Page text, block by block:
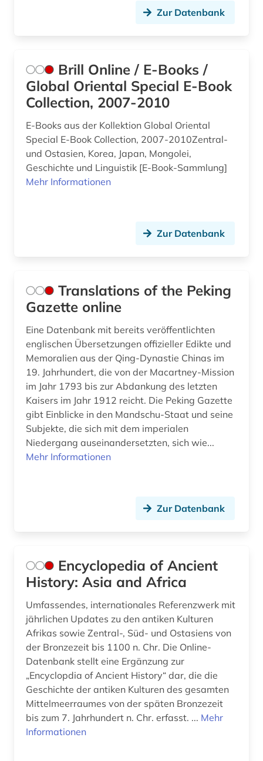
Zur Datenbank
Brill Online / E-Books /
Global Oriental Special E-Book
Collection, 2007-2010
E-Books aus der Kollektion Global Oriental
Special E-Book Collection, 2007-2010Zentral-
und Ostasien, Korea, Japan, Mongolei,
Geschichte und Linguistik [E-Book-Sammlung]
Mehr Informationen
Zur Datenbank
Translations of the Peking
Gazette online
Eine Datenbank mit bereits veröffentlichten
englischen Übersetzungen offizieller Edikte und
Memoralien aus der Qing-Dynastie Chinas im
19. Jahrhundert, die von der Macartney-Mission
im Jahr 1793 bis zur Abdankung des letzten
Kaisers im Jahr 1912 reicht. Die Peking Gazette
gibt Einblicke in den Mandschu-Staat und seine
Subjekte, die sich mit dem imperialen
Niedergang auseinandersetzten, sich wie...
Mehr Informationen
Zur Datenbank
Encyclopedia of Ancient
History: Asia and Africa
Umfassendes, internationales Referenzwerk mit
jährlichen Updates zu den antiken Kulturen
Afrikas sowie Zentral-, Süd- und Ostasiens von
der Bronzezeit bis 1100 n. Chr. Die Online-
Datenbank stellt eine Ergänzung zur
„Encyclopdia of Ancient History“ dar, die die
Geschichte der antiken Kulturen des gesamten
Mittelmeerraumes von der späten Bronzezeit
bis zum 7. Jahrhundert n. Chr. erfasst. ... Mehr
Informationen